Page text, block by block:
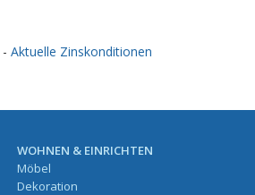
- Aktuelle Zinskonditionen
WOHNEN & EINRICHTEN
Möbel
Dekoration